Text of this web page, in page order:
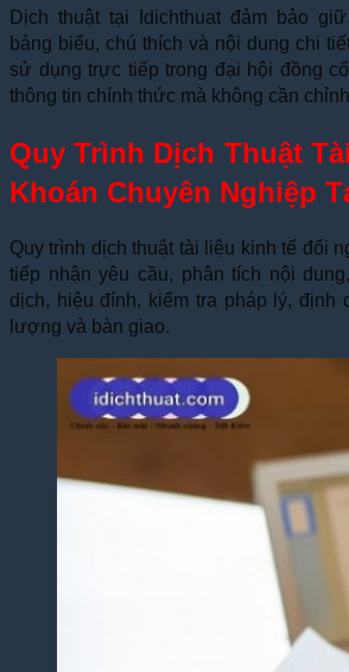
Dịch thuật tại Idichthuat đảm bảo
bảng biểu, chú thích và nội dung chi
sử dụng trực tiếp trong đại hội đồng
thông tin chính thức mà không cần
Quy Trình Dịch Thuật
Khoán Chuyên Nghiệp
Quy trình dịch thuật tài liệu kinh tế đối
tiếp nhận yêu cầu, phân tích nội
dịch, hiệu đính, kiểm tra pháp lý, định
lượng và bàn giao.